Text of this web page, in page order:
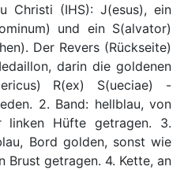
Christi (IHS): J(esus), ein
und ein S(alvator)
Der Revers (Rückseite)
darin die goldenen
R(ex) S(ueciae) -
2. Band: hellblau, von
linken Hüfte getragen. 3.
Bord golden, sonst wie
Brust getragen. 4. Kette, an